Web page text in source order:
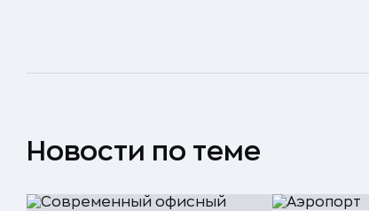
Новости по теме